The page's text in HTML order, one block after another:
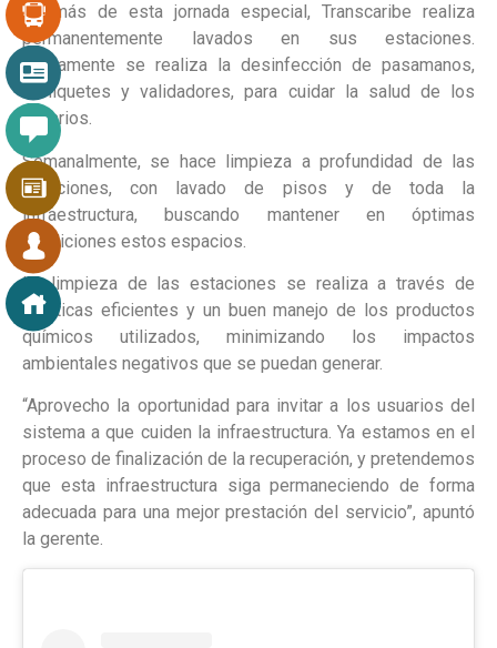
Además de esta jornada especial, Transcaribe realiza
permanentemente lavados en sus estaciones.
Diariamente se realiza la desinfección de pasamanos,
torniquetes y validadores, para cuidar la salud de los
usuarios.
Semanalmente, se hace limpieza a profundidad de las
estaciones, con lavado de pisos y de toda la
infraestructura, buscando mantener en óptimas
condiciones estos espacios.
La limpieza de las estaciones se realiza a través de
prácticas eficientes y un buen manejo de los productos
químicos utilizados, minimizando los impactos
ambientales negativos que se puedan generar.
“Aprovecho la oportunidad para invitar a los usuarios del
sistema a que cuiden la infraestructura. Ya estamos en el
proceso de finalización de la recuperación, y pretendemos
que esta infraestructura siga permaneciendo de forma
adecuada para una mejor prestación del servicio”, apuntó
la gerente.